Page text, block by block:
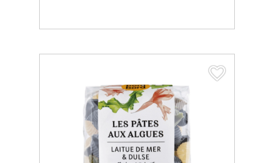
favorite_border
favorite_border